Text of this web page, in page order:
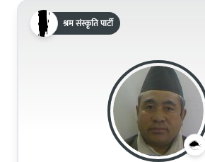
श्रम संस्कृति पार्टी